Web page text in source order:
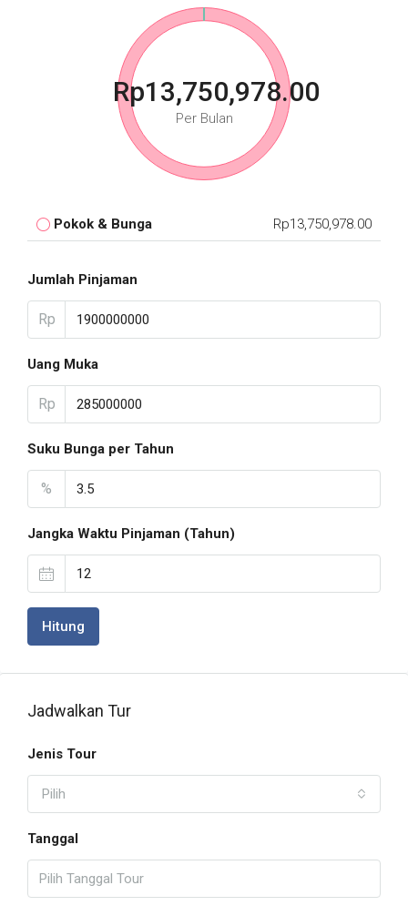
Rp13,750,978.00
Per Bulan
Pokok & Bunga Rp13,750,978.00
Jumlah Pinjaman
Rp
Uang Muka
Rp
Suku Bunga per Tahun
%
Jangka Waktu Pinjaman (Tahun)
Hitung
Jadwalkan Tur
Jenis Tour
Pilih
Tanggal